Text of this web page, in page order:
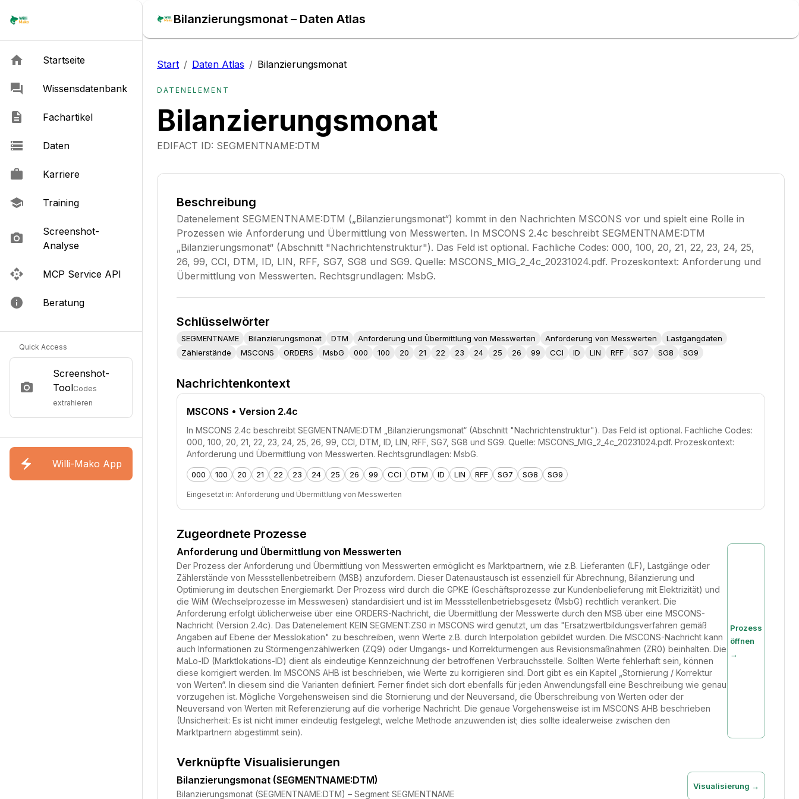
Bilanzierungsmonat – Daten Atlas
Startseite
Wissensdatenbank
Fachartikel
Daten
Karriere
Training
Screenshot-
Analyse
MCP Service API
Beratung
Quick Access
Screenshot-
ToolCodes
extrahieren
Willi-Mako App
Start / Daten Atlas / Bilanzierungsmonat
DATENELEMENT
Bilanzierungsmonat
EDIFACT ID: SEGMENTNAME:DTM
Beschreibung
Datenelement SEGMENTNAME:DTM („Bilanzierungsmonat“) kommt in den Nachrichten MSCONS vor und spielt eine Rolle in
Prozessen wie Anforderung und Übermittlung von Messwerten. In MSCONS 2.4c beschreibt SEGMENTNAME:DTM
„Bilanzierungsmonat“ (Abschnitt "Nachrichtenstruktur"). Das Feld ist optional. Fachliche Codes: 000, 100, 20, 21, 22, 23, 24, 25,
26, 99, CCI, DTM, ID, LIN, RFF, SG7, SG8 und SG9. Quelle: MSCONS_MIG_2_4c_20231024.pdf. Prozeskontext: Anforderung und
Übermittlung von Messwerten. Rechtsgrundlagen: MsbG.
Schlüsselwörter
SEGMENTNAME Bilanzierungsmonat DTM Anforderung und Übermittlung von Messwerten Anforderung von Messwerten
Lastgangdaten
Zählerstände
MSCONS ORDERS MsbG 000 100 20 21 22 23 24 25 26 99 CCI ID LIN RFF SG7 SG8 SG9
Nachrichtenkontext
MSCONS • Version 2.4c
In MSCONS 2.4c beschreibt SEGMENTNAME:DTM „Bilanzierungsmonat“ (Abschnitt "Nachrichtenstruktur"). Das Feld ist optional. Fachliche Codes:
000, 100, 20, 21, 22, 23, 24, 25, 26, 99, CCI, DTM, ID, LIN, RFF, SG7, SG8 und SG9. Quelle: MSCONS_MIG_2_4c_20231024.pdf. Prozeskontext:
Anforderung und Übermittlung von Messwerten. Rechtsgrundlagen: MsbG.
000 100 20 21 22 23 24 25 26 99 CCI DTM ID LIN RFF SG7 SG8 SG9
Eingesetzt in: Anforderung und Übermittlung von Messwerten
Zugeordnete Prozesse
Anforderung und Übermittlung von Messwerten
Der Prozess der Anforderung und Übermittlung von Messwerten ermöglicht es Marktpartnern, wie z.B. Lieferanten (LF), Lastgänge oder
Zählerstände von Messstellenbetreibern (MSB) anzufordern. Dieser Datenaustausch ist essenziell für Abrechnung, Bilanzierung und
Optimierung im deutschen Energiemarkt. Der Prozess wird durch die GPKE (Geschäftsprozesse zur Kundenbelieferung mit Elektrizität) und
die WiM (Wechselprozesse im Messwesen) standardisiert und ist im Messstellenbetriebsgesetz (MsbG) rechtlich verankert. Die
Anforderung erfolgt üblicherweise über eine ORDERS-Nachricht, die Übermittlung der Messwerte durch den MSB über eine MSCONS-
Nachricht (Version 2.4c). Das Datenelement KEIN SEGMENT:ZS0 in MSCONS wird genutzt, um das "Ersatzwertbildungsverfahren gemäß
Angaben auf Ebene der Messlokation" zu beschreiben, wenn Werte z.B. durch Interpolation gebildet wurden. Die MSCONS-Nachricht kann
auch Informationen zu Störmengenzählwerken (ZQ9) oder Umgangs- und Korrekturmengen aus Revisionsmaßnahmen (ZR0) beinhalten. Die
MaLo-ID (Marktlokations-ID) dient als eindeutige Kennzeichnung der betroffenen Verbrauchsstelle. Sollten Werte fehlerhaft sein, können
diese korrigiert werden. Im MSCONS AHB ist beschrieben, wie Werte zu korrigieren sind. Dort gibt es ein Kapitel „Stornierung / Korrektur
von Werten“. In diesem sind die Varianten definiert. Ferner findet sich dort ebenfalls für jeden Anwendungsfall eine Beschreibung wie genau
vorzugehen ist. Mögliche Vorgehensweisen sind die Stornierung und der Neuversand, die Überschreibung von Werten oder der
Neuversand von Werten mit Referenzierung auf die vorherige Nachricht. Die genaue Vorgehensweise ist im MSCONS AHB beschrieben
(Unsicherheit: Es ist nicht immer eindeutig festgelegt, welche Methode anzuwenden ist; dies sollte idealerweise zwischen den
Marktpartnern abgestimmt sein).
Prozess
öffnen
→
Verknüpfte Visualisierungen
Bilanzierungsmonat (SEGMENTNAME:DTM)
Bilanzierungsmonat (SEGMENTNAME:DTM) – Segment SEGMENTNAME
Visualisierung →